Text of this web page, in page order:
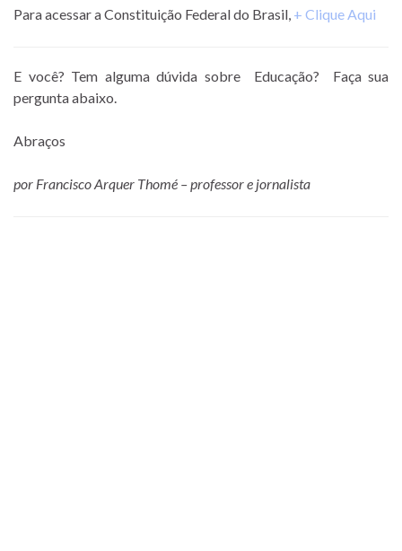
Para acessar a Constituição Federal do Brasil, + Clique Aqui
E você? Tem alguma dúvida sobre Educação? Faça sua
pergunta abaixo.
Abraços
por Francisco Arquer Thomé – professor e jornalista